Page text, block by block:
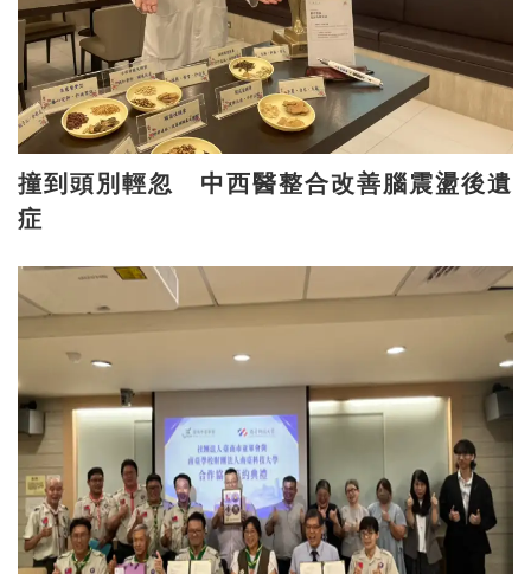
撞到頭別輕忽 中西醫整合改善腦震盪後遺
症